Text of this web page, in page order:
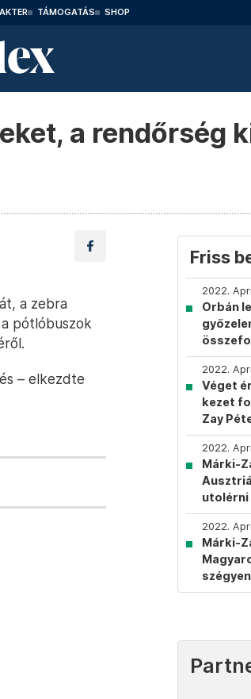
TÁMOGATÁS SHOP
a rendőrség
a zebra
pótlóbuszok
– elkezdte
Friss
2022.
Orbán
2022.
Véget
kezet
Zay
2022.
Márki-
utolérni
2022.
Márki-